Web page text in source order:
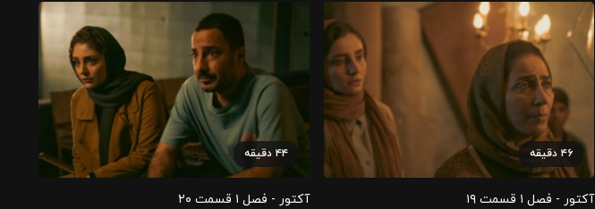
۴۶ دقیقه
آکتور - فصل ۱ قسمت ‍۱۹
۴۴ دقیقه
آکتور - فصل ۱ قسمت ‍۲۰